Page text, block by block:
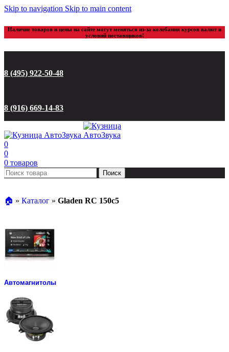
Skip to navigation Skip to main content
Наличие товаров и цены на сайте могут меняться из-за колебания курсов валют и
условий поставщиков!
8 (495) 922-50-48
8 (916) 669-14-83
0
0
0 товаров
Поиск
🏠︎ » Каталог » Gladen RC 150c5
Автомагнитолы